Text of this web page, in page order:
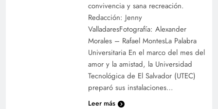
convivencia y sana recreación.
Redacción: Jenny
ValladaresFotografía: Alexander
Morales – Rafael MontesLa Palabra
Universitaria En el marco del mes del
amor y la amistad, la Universidad
Tecnológica de El Salvador (UTEC)
preparó sus instalaciones…
Leer más